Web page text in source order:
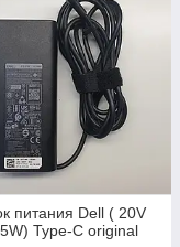
питания Dell ( 20V
Type-C original